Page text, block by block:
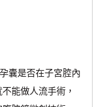
囊是否在子宮腔內
能做人流手術，